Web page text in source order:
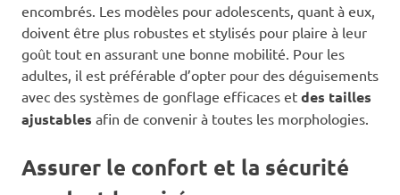
encombrés. Les modèles pour adolescents, quant à eux,
doivent être plus robustes et stylisés pour plaire à leur
goût tout en assurant une bonne mobilité. Pour les
adultes, il est préférable d’opter pour des déguisements
avec des systèmes de gonflage efficaces et des tailles
ajustables afin de convenir à toutes les morphologies.
Assurer le confort et la sécurité